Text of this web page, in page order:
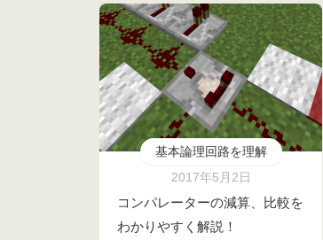
基本論理回路を理解
2017年5月2日
コンパレーターの減算、比較を
わかりやすく解説！